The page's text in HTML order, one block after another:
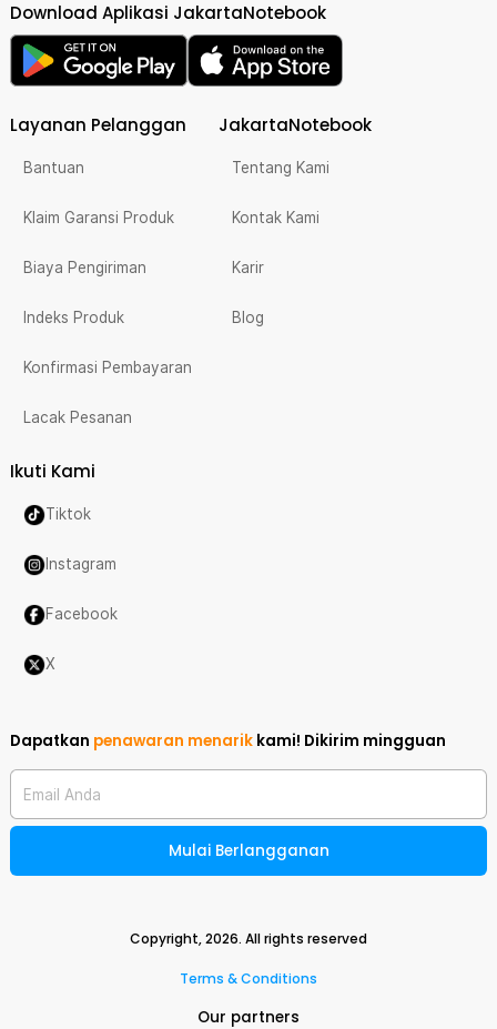
Download Aplikasi JakartaNotebook
Layanan Pelanggan
Bantuan
Klaim Garansi Produk
Biaya Pengiriman
Indeks Produk
Konfirmasi Pembayaran
Lacak Pesanan
JakartaNotebook
Tentang Kami
Kontak Kami
Karir
Blog
Ikuti Kami
Tiktok
Instagram
Facebook
X
Dapatkan penawaran menarik kami! Dikirim mingguan
Email Anda
Mulai Berlangganan
Copyright,2026. All rights reserved
Terms & Conditions
Our partners